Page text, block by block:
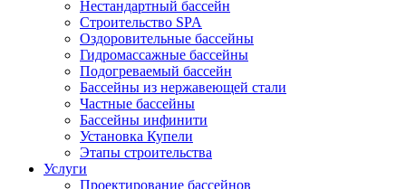
Нестандартный бассейн
Строительство SPA
Оздоровительные бассейны
Гидромассажные бассейны
Подогреваемый бассейн
Бассейны из нержавеющей стали
Частные бассейны
Бассейны инфинити
Установка Купели
Этапы строительства
Услуги
Проектирование бассейнов